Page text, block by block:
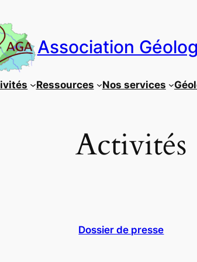
Association
Ressources Nos services
Activités
Dossier de presse